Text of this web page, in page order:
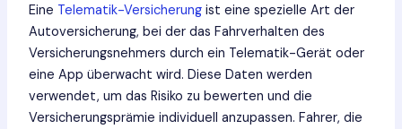
Eine Telematik-Versicherungist eine spezielle Art der
Autoversicherung, bei der das Fahrverhalten des
Versicherungsnehmers durch ein Telematik-Gerät oder
eine App überwacht wird. Diese Daten werden
verwendet, um das Risiko zu bewerten und die
Versicherungsprämie individuell anzupassen. Fahrer, die